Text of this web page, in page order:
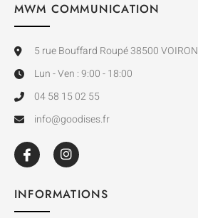
MWM COMMUNICATION
5 rue Bouffard Roupé 38500 VOIRON
Lun - Ven : 9:00 - 18:00
04 58 15 02 55
info@goodises.fr
INFORMATIONS